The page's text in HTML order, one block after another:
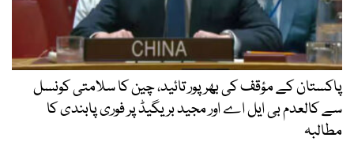
پاکستان کے مؤقف کی بھرپور تائید، چین کا سلامتی کونسل
سے کالعدم بی ایل اے اور مجید بریگیڈ پر فوری پابندی کا
مطالبہ